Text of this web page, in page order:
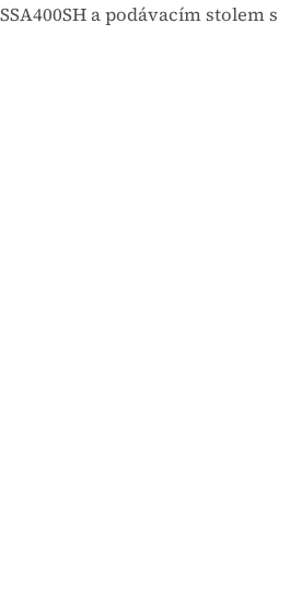
a podávacím stolem s